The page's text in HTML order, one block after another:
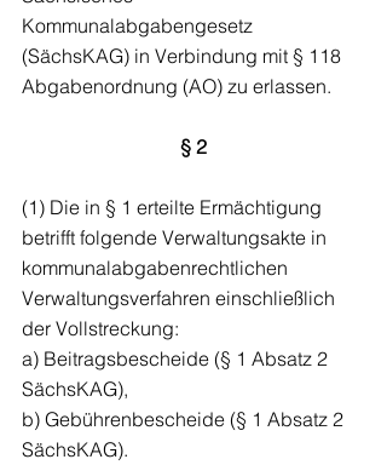
Kommunalabgabengesetz
(SächsKAG) in Verbindung mit § 118
Abgabenordnung (AO) zu erlassen.
§ 2
(1) Die in § 1 erteilte Ermächtigung
betrifft folgende Verwaltungsakte in
kommunalabgabenrechtlichen
Verwaltungsverfahren einschließlich
der Vollstreckung:
a) Beitragsbescheide (§ 1 Absatz 2
SächsKAG),
b) Gebührenbescheide (§ 1 Absatz 2
SächsKAG).